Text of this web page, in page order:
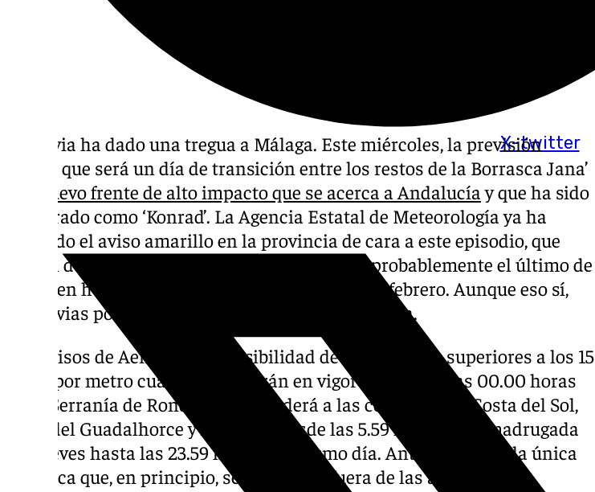
X-twitter
La lluvia ha dado una tregua a Málaga. Este miércoles, la previsión
indica que será un día de transición entre los restos de la Borrasca Jana’
nuevo frente de alto impacto que se acerca a Andalucía y que ha sido
nombrado como ‘Konrad’. La Agencia Estatal de Meteorología ya ha
activado el aviso amarillo en la provincia de cara a este episodio, que
será el de mayor envergadura de la semana y probablemente el último de
este tren húmedo que comenzó el pasado 28 de febrero. Aunque eso sí,
las lluvias podrían continuar tras el fin de semana.
Los avisos de Aemet por la posibilidad de acumulados superiores a los 15
litros por metro cuadrado entrarán en vigor a partir de las 00.00 horas
en la Serranía de Ronda y se extenderá a las comarcas de Costa del Sol,
Valle del Guadalhorce y Axarquía desde las 5.59 horas de la madrugada
del jueves hasta las 23.59 horas del mismo día. Antequera será la única
comarca que, en principio, se mantenga fuera de las alertas.